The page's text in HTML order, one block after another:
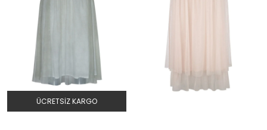
ÜCRETSIZ KARGO